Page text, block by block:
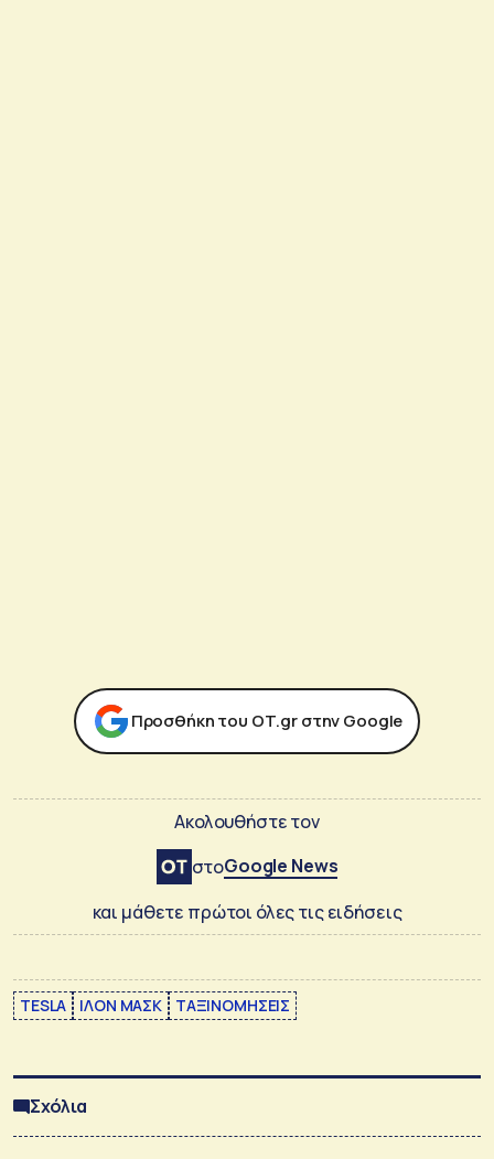
Προσθήκη του ΟΤ.gr στην Google
Ακολουθήστε τον
στοGoogle News
και μάθετε πρώτοι όλες τις ειδήσεις
TESLA ΙΛΟΝ ΜΑΣΚ ΤΑΞΙΝΟΜΗΣΕΙΣ
Σχόλια